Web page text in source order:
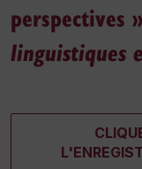
perspectives
linguistiques